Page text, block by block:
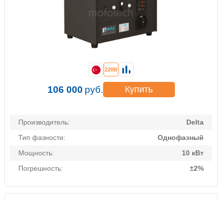
Производитель:
Delta
Тип фазности:
Однофазный
Мощность:
10 кВт
Погрешность:
±2%
220В
106 000 руб. Купить